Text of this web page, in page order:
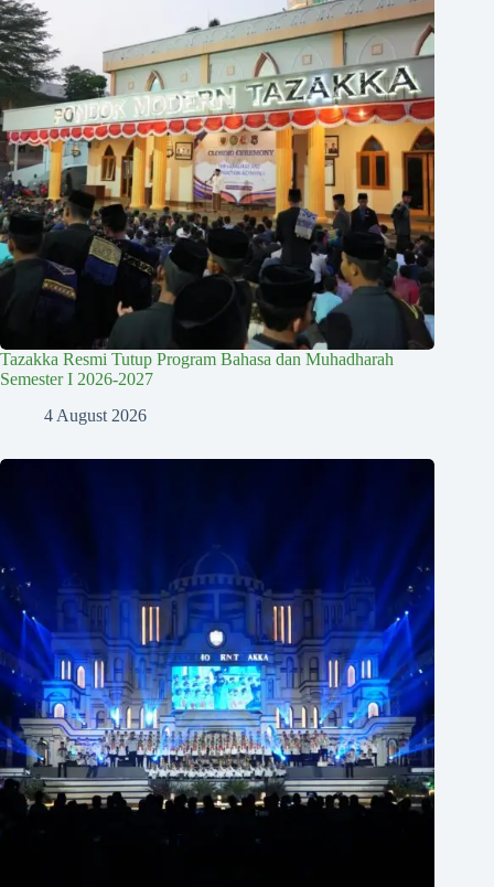
Tazakka Resmi Tutup Program Bahasa dan Muhadharah
Semester I 2026-2027
4 August 2026